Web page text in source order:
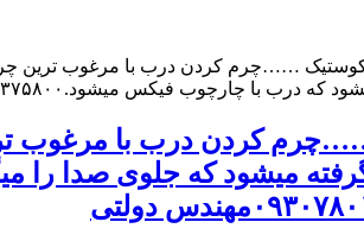
……چرم کردن درب با مرغوب ترین
فیکس میشود.۰۹۱۹۶۳۷۵۸۰۰-۰۹۳۰۷۸۰۱۷۸۸مهندس دولتی
کردن درب با مرغوب
میشود که جلوی صدا